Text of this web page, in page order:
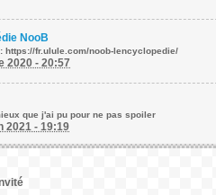
NooB
https://fr.ulule.com/noob-lencyclopedie/
2020 - 20:57
que j'ai pu pour ne pas spoiler
2021 - 19:19